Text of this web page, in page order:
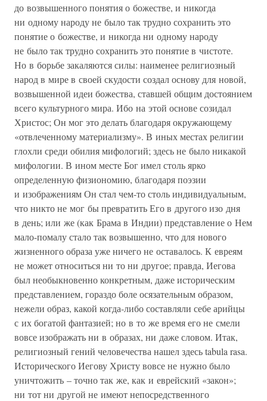
до возвышенного понятия о божестве, и никогда
ни одному народу не было так трудно сохранить это
понятие о божестве, и никогда ни одному народу
не было так трудно сохранить это понятие в чистоте.
Но в борьбе закаляются силы: наименее религиозный
народ в мире в своей скудости создал основу для новой,
возвышенной идеи божества, ставшей общим достоянием
всего культурного мира. Ибо на этой основе созидал
Христос; Он мог это делать благодаря окружающему
«отвлеченному материализму». В иных местах религии
глохли среди обилия мифологий; здесь не было никакой
мифологии. В ином месте Бог имел столь ярко
определенную физиономию, благодаря поэзии
и изображениям Он стал чем-то столь индивидуальным,
что никто не мог бы превратить Его в другого изо дня
в день; или же (как Брама в Индии) представление о Нем
мало-помалу стало так возвышенно, что для нового
жизненного образа уже ничего не оставалось. К евреям
не может относиться ни то ни другое; правда, Иегова
был необыкновенно конкретным, даже историческим
представлением, гораздо боле осязательным образом,
нежели образ, какой когда-либо составляли себе арийцы
с их богатой фантазией; но в то же время его не смели
вовсе изображать ни в образах, ни даже словом. Итак,
религиозный гений человечества нашел здесь tabula rasa.
Исторического Иегову Христу вовсе не нужно было
уничтожить – точно так же, как и еврейский «закон»;
ни тот ни другой не имеют непосредственного